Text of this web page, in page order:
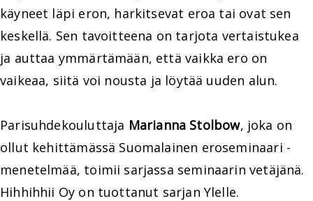
käyneet läpi eron, harkitsevat eroa tai ovat sen
keskellä. Sen tavoitteena on tarjota vertaistukea
ja auttaa ymmärtämään, että vaikka ero on
vaikeaa, siitä voi nousta ja löytää uuden alun.
Parisuhdekouluttaja Marianna Stolbow, joka on
ollut kehittämässä Suomalainen eroseminaari -
menetelmää, toimii sarjassa seminaarin vetäjänä.
Hihhihhii Oy on tuottanut sarjan Ylelle.